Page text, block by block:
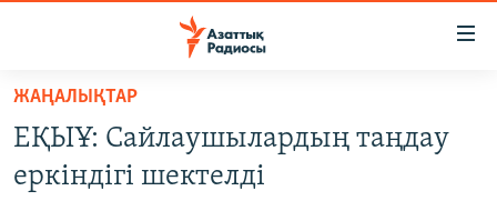
Skip
main
content
САЯСАТ
ЖАҢАЛЫҚТАР
ЕҚЫҰ: Сайлаушылардың таңдау
еркіндігі шектелді